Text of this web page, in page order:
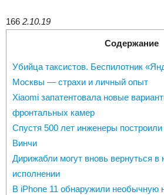
166 2.10.19
Содержание
Убийца таксистов. Беспилотник
Москвы — страхи и личный опыт
Xiaomi запатентовала новые
фронтальных камер
Спустя 500 лет инженеры
Винчи
Дирижабли могут вновь вернуться
исполнении
В iPhone 11 обнаружили необычную